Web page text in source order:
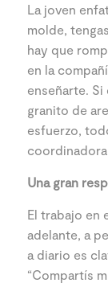
La joven
molde,
hay que
en la
enseñarte.
granito de
esfuerzo,
Una gran
El trabajo en
adelante, a
a diario es
“Compartís